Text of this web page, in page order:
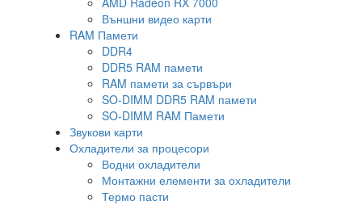
Външни видео карти
RAM Памети
DDR4
DDR5 RAM памети
RAM памети за сървъри
SO-DIMM DDR5 RAM памети
SO-DIMM RAM Памети
Звукови карти
Охладители за процесори
Водни охладители
Монтажни елементи за охладители
Термо пасти